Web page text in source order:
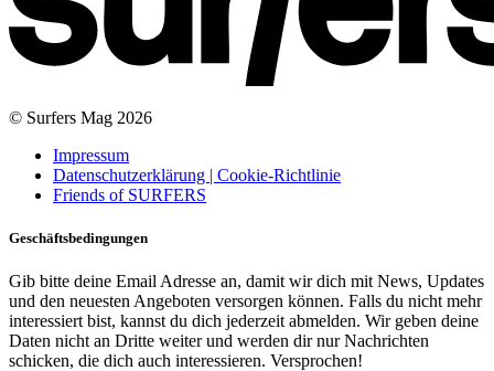
© Surfers Mag 2026
Impressum
Datenschutzerklärung | Cookie-Richtlinie
Friends of SURFERS
Geschäftsbedingungen
Gib bitte deine Email Adresse an, damit wir dich mit News, Updates
und den neuesten Angeboten versorgen können. Falls du nicht mehr
interessiert bist, kannst du dich jederzeit abmelden. Wir geben deine
Daten nicht an Dritte weiter und werden dir nur Nachrichten
schicken, die dich auch interessieren. Versprochen!